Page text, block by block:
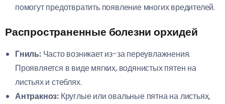
помогут предотвратить появление многих вредителей.
Распространенные болезни орхидей
Гниль:Часто возникает из-за переувлажнения.
Проявляется в виде мягких, водянистых пятен на
листьях и стеблях.
Антракноз: Круглые или овальные пятна на листьях,